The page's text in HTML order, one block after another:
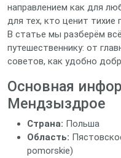
направлением как для
для тех, кто ценит тихие
В статье мы разберём
путешественнику: от
советов, как удобно
Основная
Мендзыздрое
Страна: Польша
Область:
pomorskie)